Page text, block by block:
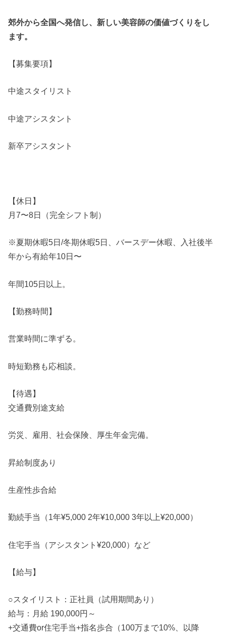
郊外から全国へ発信し、新しい美容師の価値づくりをし
ます。
【募集要項】
中途スタイリスト
中途アシスタント
新卒アシスタント
【休日】
月7〜8日（完全シフト制）
※夏期休暇5日/冬期休暇5日、バースデー休暇、入社後半
年から有給年10日〜
年間105日以上。
【勤務時間】
営業時間に準ずる。
時短勤務も応相談。
【待遇】
交通費別途支給
労災、雇用、社会保険、厚生年金完備。
昇給制度あり
生産性歩合給
勤続手当（1年¥5,000 2年¥10,000 3年以上¥20,000）
住宅手当（アシスタント¥20,000）など
【給与】
○スタイリスト：正社員（試用期間あり）
給与：月給 190,000円～
+交通費or住宅手当+指名歩合（100万まで10%、以降